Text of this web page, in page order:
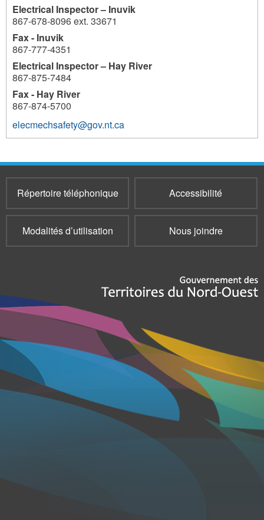
Electrical Inspector – Inuvik
867-678-8096 ext. 33671
Fax - Inuvik
867-777-4351
Electrical Inspector – Hay River
867-875-7484
Fax - Hay River
867-874-5700
elecmechsafety@gov.nt.ca
Répertoire téléphonique Accessibilité
Modalités d’utilisation Nous joindre